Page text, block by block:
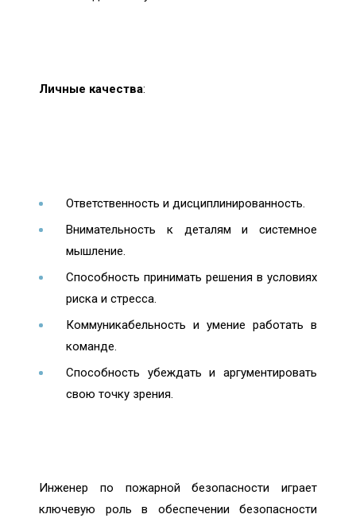
Личные качества:
Ответственность и дисциплинированность.
Внимательность к деталям и системное
мышление.
Способность принимать решения в условиях
риска и стресса.
Коммуникабельность и умение работать в
команде.
Способность убеждать и аргументировать
свою точку зрения.
Инженер по пожарной безопасности играет
ключевую роль в обеспечении безопасности